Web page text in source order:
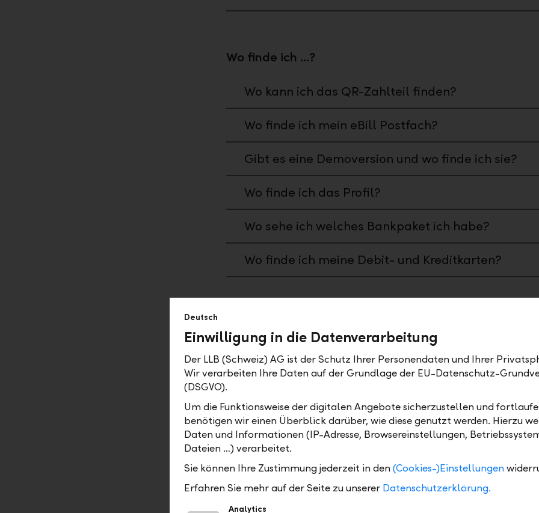
Wo finde ich ...?
Wo kann ich das QR-Zahlteil finden?
Wo finde ich mein eBill Postfach?
Gibt es eine Demoversion und wo finde ich sie?
Wo finde ich das Profil?
Wo sehe ich welches Bankpaket ich habe?
Wo finde ich meine Debit- und Kreditkarten?
Bis wann muss ich eine Zahlung freigeben, damit
diese heute noch verarbeitet wird?
Wie kann ich eine bereits ausgeführte Zahlung
duplizieren?
Wie kann ich eine offene Zahlung bearbeiten?
Wie kann ich eine offene Zahlung löschen?
Deutsch
Einwilligung in die Datenverarbeitung
Der LLB (Schweiz) AG ist der Schutz Ihrer Personendaten und Ihrer
Wir verarbeiten Ihre Daten auf der Grundlage der EU-Datenschutz-
(DSGVO).
Um die Funktionsweise der digitalen Angebote sicherzustellen und
benötigen wir einen Überblick darüber, wie diese genutzt werden. Hierzu
Daten und Informationen (IP-Adresse, Browsereinstellungen,
Dateien …) verarbeitet.
Sie können Ihre Zustimmung jederzeit in den(Cookies-)Einstellungen
Erfahren Sie mehr auf der Seite zu unserer Datenschutzerklärung.
Analytics